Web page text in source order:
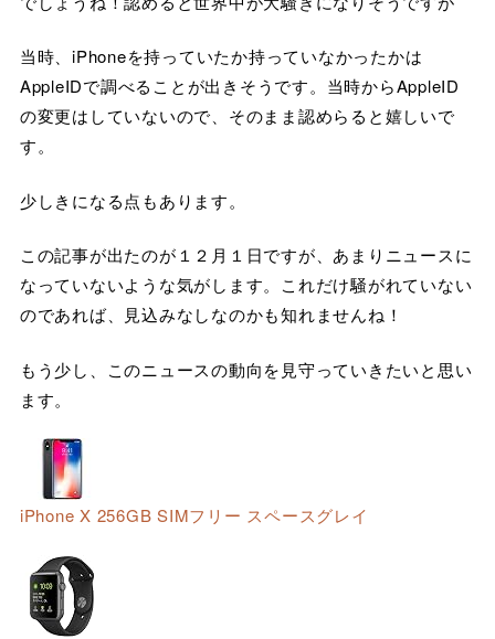
当時、iPhoneを持っていたか持っていなかったかは
AppleIDで調べることが出きそうです。当時からAppleID
の変更はしていないので、そのまま認めらると嬉しいで
す。
少しきになる点もあります。
この記事が出たのが１２月１日ですが、あまりニュースに
なっていないような気がします。これだけ騒がれていない
のであれば、見込みなしなのかも知れませんね！
もう少し、このニュースの動向を見守っていきたいと思い
ます。
iPhone X 256GB SIMフリー スペースグレイ